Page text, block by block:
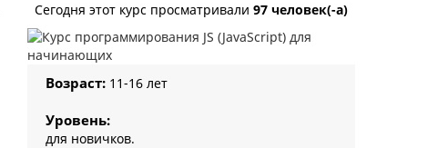
Сегодня этот курс просматривали 97 человек(-а)
Возраст: 11-16 лет
Уровень:
для новичков.